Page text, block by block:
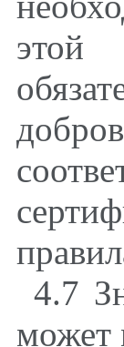
этой
4.7
может